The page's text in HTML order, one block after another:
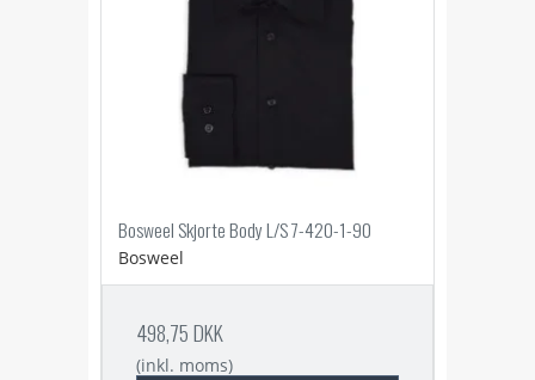
Bosweel Skjorte Body L/S 7-420-1-90
Bosweel
498,75 DKK
(inkl. moms)